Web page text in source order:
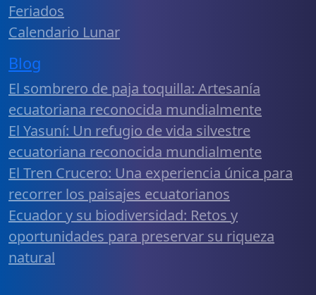
Feriados
Calendario Lunar
Blog
El sombrero de paja toquilla: Artesanía
ecuatoriana reconocida mundialmente
El Yasuní: Un refugio de vida silvestre
ecuatoriana reconocida mundialmente
El Tren Crucero: Una experiencia única para
recorrer los paisajes ecuatorianos
Ecuador y su biodiversidad: Retos y
oportunidades para preservar su riqueza
natural